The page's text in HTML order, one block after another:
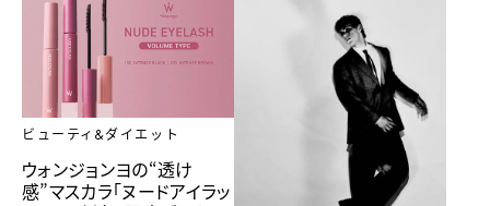
ビューティ&ダイエット
ウォンジョンヨの“透け
感”マスカラ「ヌードアイラッ